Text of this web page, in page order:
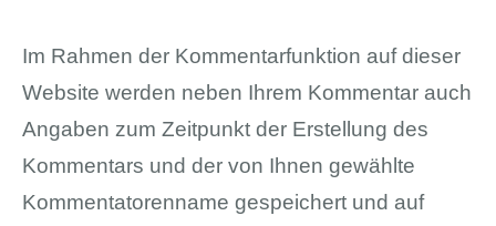
Im Rahmen der Kommentarfunktion auf dieser
Website werden neben Ihrem Kommentar auch
Angaben zum Zeitpunkt der Erstellung des
Kommentars und der von Ihnen gewählte
Kommentatorenname gespeichert und auf